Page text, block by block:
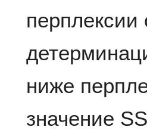
ниже
значение